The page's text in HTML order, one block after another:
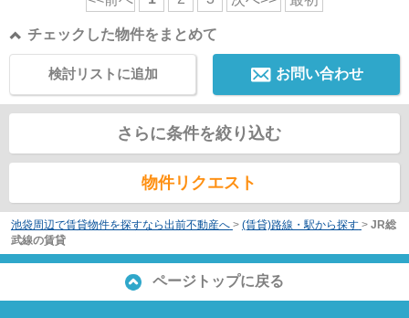
チェックした物件をまとめて
お問い合わせ
検討リストに追加
さらに条件を絞り込む
物件リクエスト
池袋周辺で賃貸物件を探すなら出前不動産へ > (賃貸)路線・駅から探す > JR総
武線の賃貸
ページトップに戻る